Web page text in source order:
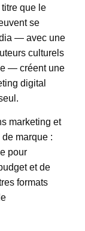
que le
se
— avec une
culturels
— créent une
digital
marketing et
marque :
pour
et de
formats